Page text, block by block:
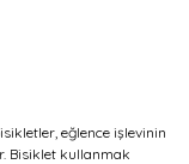
eğlence işlevinin
Bisiklet kullanmak